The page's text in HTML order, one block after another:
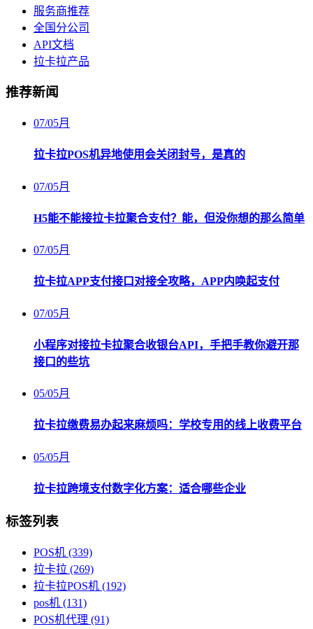
服务商推荐
全国分公司
API文档
拉卡拉产品
推荐新闻
07/05月
拉卡拉POS机异地使用会关闭封号，是真的
07/05月
H5能不能接拉卡拉聚合支付？能，但没你想的那么简单
07/05月
拉卡拉APP支付接口对接全攻略，APP内唤起支付
07/05月
小程序对接拉卡拉聚合收银台API，手把手教你避开那
接口的些坑
05/05月
拉卡拉缴费易办起来麻烦吗：学校专用的线上收费平台
05/05月
拉卡拉跨境支付数字化方案：适合哪些企业
标签列表
POS机 (339)
拉卡拉 (269)
拉卡拉POS机 (192)
pos机 (131)
POS机代理 (91)